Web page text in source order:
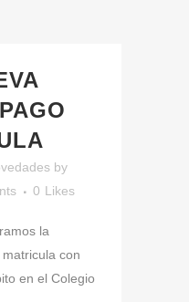
by
0 Likes
la
con
en el Colegio